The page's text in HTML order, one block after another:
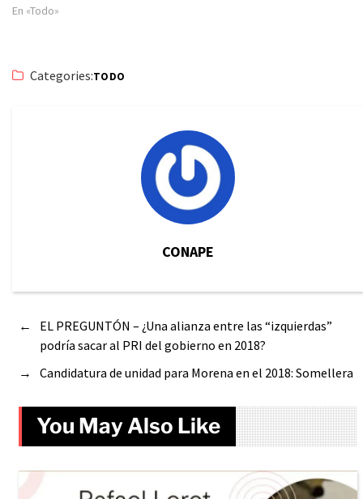
En «Todo»
Categories:TODO
CONAPE
←
EL PREGUNTÓN – ¿Una alianza entre las “izquierdas”
podría sacar al PRI del gobierno en 2018?
→
Candidatura de unidad para Morena en el 2018: Somellera
You May Also Like